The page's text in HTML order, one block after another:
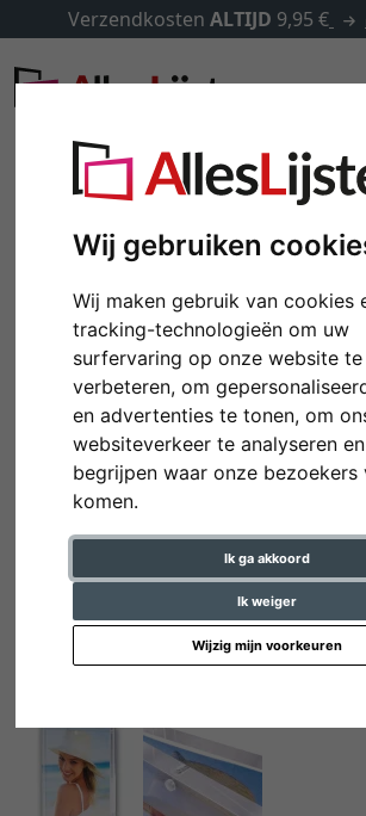
Wij gebruiken
Wij maken gebruik van cookies
tracking-technologieën om uw
surfervaring op onze website te
verbeteren, om
en advertenties te tonen, om
websiteverkeer te analyseren
begrijpen waar onze bezoekers
komen.
Ik ga akkoord
Ik weiger
Wijzig mijn voorkeuren
Verzendkosten ALTIJD 9,95 €
Terug